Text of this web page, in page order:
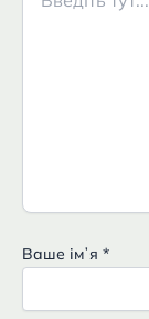
тут...
Ваше імʼя *